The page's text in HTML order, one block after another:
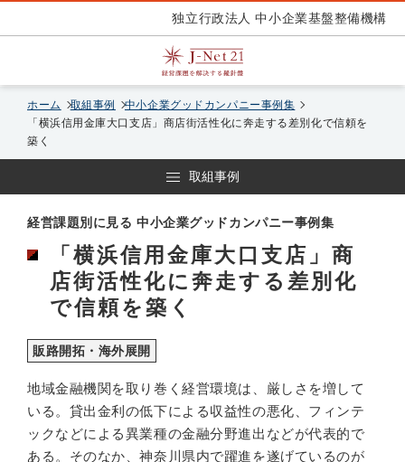
独立行政法人 中小企業基盤整備機構
ホーム 取組事例
中小企業グッドカンパニー事例集
「横浜信用金庫大口支店」商店街活性化に奔走する差別化で信頼を
築く
取組事例
経営課題別に見る 中小企業グッドカンパニー事例集
「横浜信用金庫大口支店」商
店街活性化に奔走する差別化
で信頼を築く
販路開拓・海外展開
地域金融機関を取り巻く経営環境は、厳しさを増して
いる。貸出金利の低下による収益性の悪化、フィンテ
ックなどによる異業種の金融分野進出などが代表的で
ある。そのなか、神奈川県内で躍進を遂げているのが